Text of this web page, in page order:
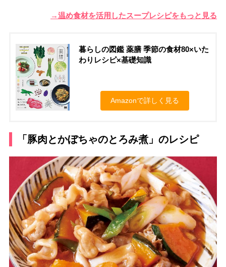
→温め食材を活用したスープレシピをもっと見る
暮らしの図鑑 薬膳 季節の食材80×いた
わりレシピ×基礎知識
Amazonで詳しく見る
「豚肉とかぼちゃのとろみ煮」のレシピ